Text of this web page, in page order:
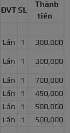
ĐVT SL
Thành
tiền
Lần 1
300,000
Lần 1 300,000
Lần 1
700,000
Lần 1
450,000
Lần 1
500,000
Lần 1
500,000